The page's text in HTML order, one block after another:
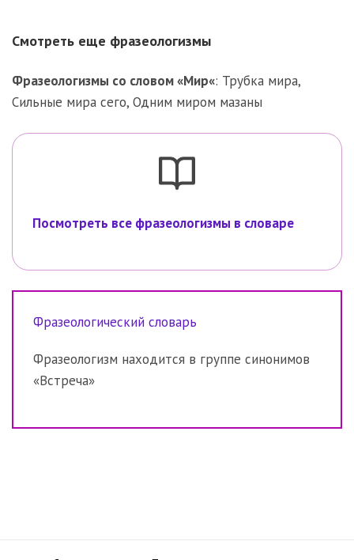
Смотреть еще фразеологизмы
Фразеологизмы со словом «Мир«: Трубка мира,
Сильные мира сего, Одним миром мазаны
Посмотреть все фразеологизмы в словаре
Фразеологический словарь
Фразеологизм находится в группе синонимов
«Встреча»